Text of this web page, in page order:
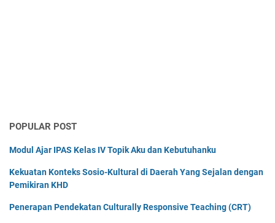
POPULAR POST
Modul Ajar IPAS Kelas IV Topik Aku dan Kebutuhanku
Kekuatan Konteks Sosio-Kultural di Daerah Yang Sejalan dengan
Pemikiran KHD
Penerapan Pendekatan Culturally Responsive Teaching (CRT)